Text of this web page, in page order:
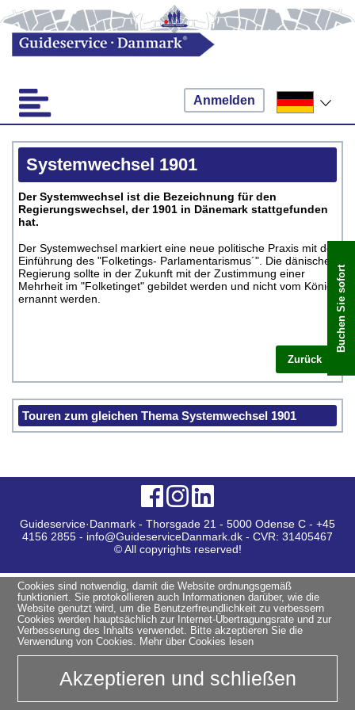
Anmelden
Systemwechsel 1901
Der Systemwechsel ist die Bezeichnung für den
Regierungswechsel, der 1901 in Dänemark stattgefunden
hat.
Der Systemwechsel markiert eine neue politische Praxis mit der
Einführung des "Folketings- Parlamentarismus´". Die dänische
Regierung sollte in der Zukunft mit der Zustimmung einer
Mehrheit im "Folketinget" gebildet werden und nicht vom König
ernannt werden.
Zurück
Touren zum gleichen Thema Systemwechsel 1901
Buchen Sie sofort
Guideservice·Danmark - Thorsgade 21 - 5000 Odense C - +45
4156 2855 - info@GuideserviceDanmark.dk - CVR: 31405467
© All copyrights reserved!
Cookies sind notwendig, damit die Website ordnungsgemäß
funktioniert. Sie protokollieren auch Informationen darüber, wie die
Website genutzt wird, um die Benutzerfreundlichkeit zu verbessern
Cookies werden hauptsächlich zur Internet-Übertragungsrate und zur
Verbesserung des Inhalts verwendet. Bitte akzeptieren Sie die
Verwendung von Cookies. Mehr über Cookies lesen
Akzeptieren und schließen